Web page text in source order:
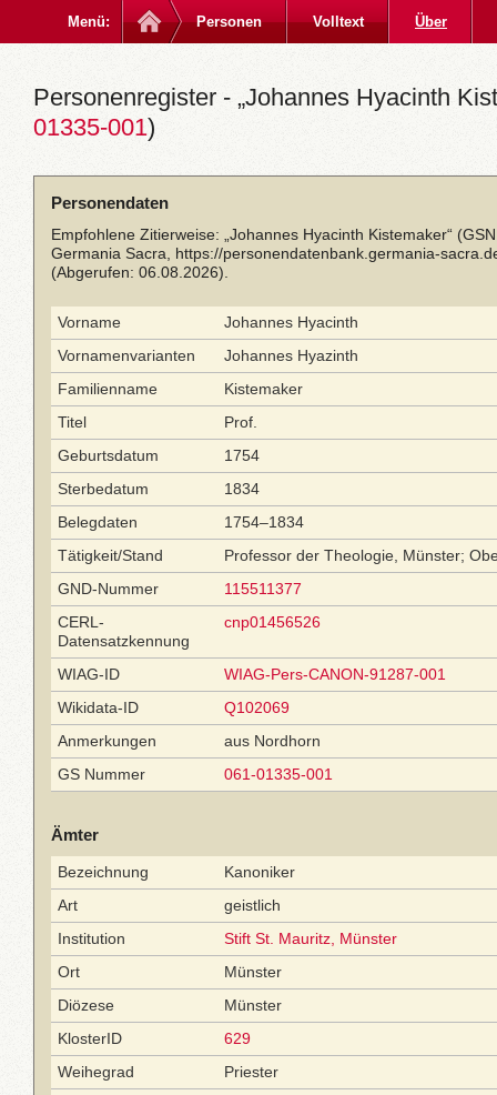
Menü: Personen Volltext Über
Personenregister - „Johannes Hyacinth
01335-001)
Personendaten
Empfohlene Zitierweise: „Johannes Hyacinth Kistemaker“
Germania Sacra, https://personendatenbank.germania-
(Abgerufen: 06.08.2026).
Vorname
Johannes Hyacinth
Vornamenvarianten
Johannes Hyazinth
Familienname
Kistemaker
Titel
Prof.
Geburtsdatum
1754
Sterbedatum
1834
Belegdaten
1754–1834
Tätigkeit/Stand
Professor der Theologie, Münster;
GND-Nummer
115511377
CERL-
Datensatzkennung
cnp01456526
WIAG-ID
WIAG-Pers-CANON-91287-001
Wikidata-ID
Q102069
Anmerkungen
aus Nordhorn
GS Nummer
061-01335-001
Ämter
Bezeichnung
Kanoniker
Art
geistlich
Institution
Stift St. Mauritz, Münster
Ort
Münster
Diözese
Münster
KlosterID
629
Weihegrad
Priester